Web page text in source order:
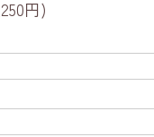
円)